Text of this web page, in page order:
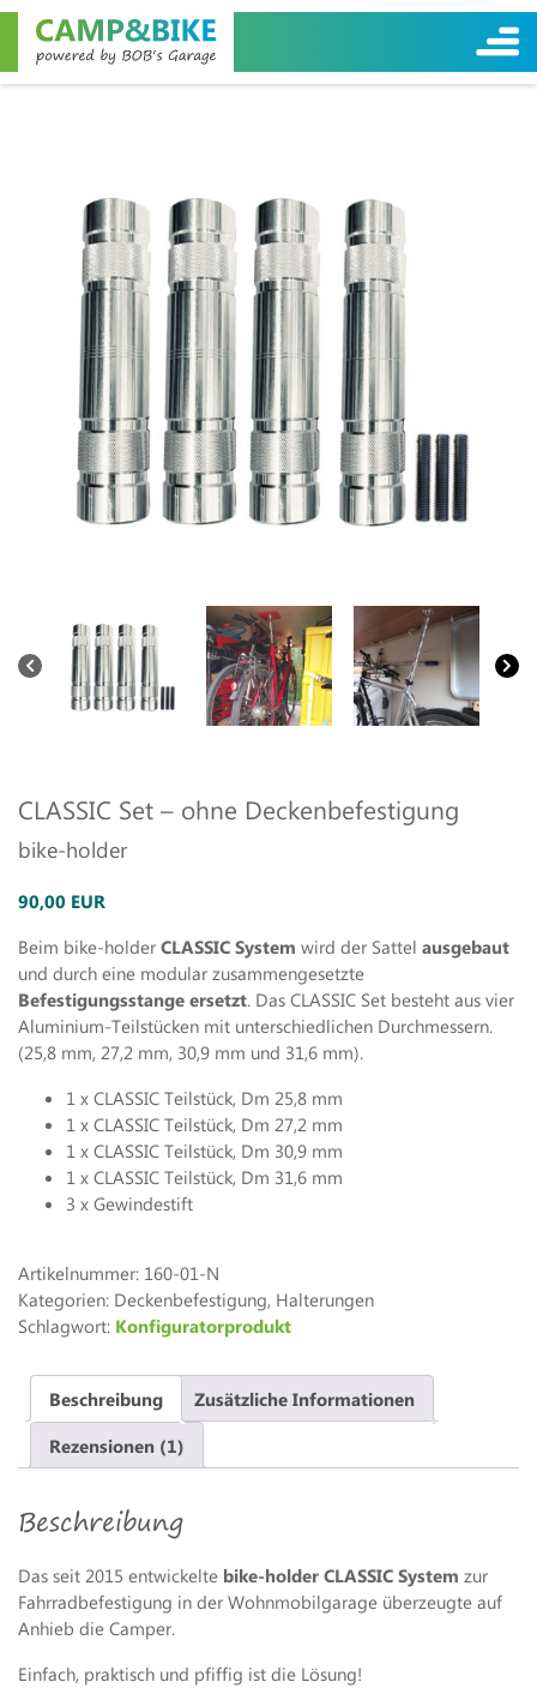
CLASSIC Set – ohne Deckenbefestigung
bike-holder
90,00 EUR
Beim bike-holder CLASSIC System wird der Sattel ausgebaut
und durch eine modular zusammengesetzte
Befestigungsstange ersetzt. Das CLASSIC Set besteht aus vier
Aluminium-Teilstücken mit unterschiedlichen Durchmessern.
(25,8 mm, 27,2 mm, 30,9 mm und 31,6 mm).
1 x CLASSIC Teilstück, Dm 25,8 mm
1 x CLASSIC Teilstück, Dm 27,2 mm
1 x CLASSIC Teilstück, Dm 30,9 mm
1 x CLASSIC Teilstück, Dm 31,6 mm
3 x Gewindestift
Artikelnummer: 160-01-N
Kategorien: Deckenbefestigung, Halterungen
Schlagwort: Konfiguratorprodukt
Beschreibung
Zusätzliche Informationen
Rezensionen (1)
Beschreibung
Das seit 2015 entwickelte bike-holder CLASSIC System zur
Fahrradbefestigung in der Wohnmobilgarage überzeugte auf
Anhieb die Camper.
Einfach, praktisch und pfiffig ist die Lösung!